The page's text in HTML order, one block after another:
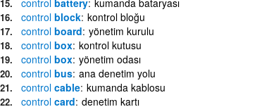
controlblock kontrol bloğu
controlboard yönetim kurulu
controlbox kontrol kutusu
controlbox yönetim odası
controlbus ana denetim yolu
controlcable kumanda kablosu
controlcard denetim kartı